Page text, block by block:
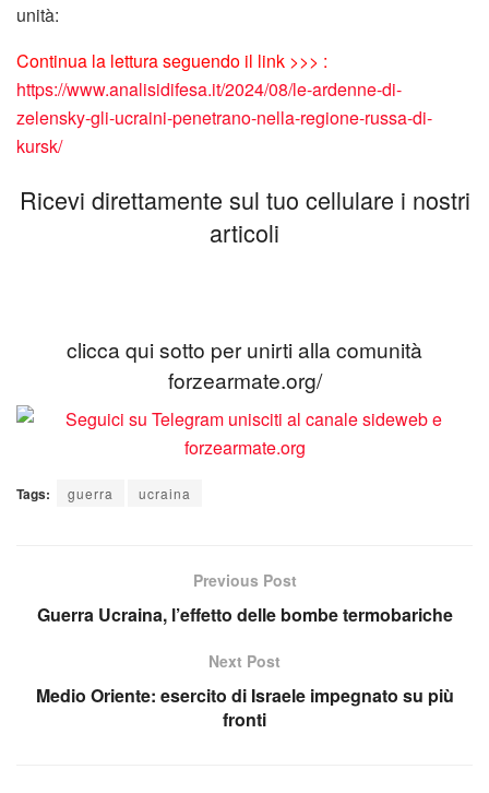
unità:
Continua la lettura seguendo il link >>> :
https://www.analisidifesa.it/2024/08/le-ardenne-di-
zelensky-gli-ucraini-penetrano-nella-regione-russa-di-
kursk/
Ricevi direttamente sul tuo cellulare i nostri
articoli
clicca qui sotto per unirti alla comunità
forzearmate.org/
Tags: guerra ucraina
Previous Post
Guerra Ucraina, l’effetto delle bombe termobariche
Next Post
Medio Oriente: esercito di Israele impegnato su più
fronti